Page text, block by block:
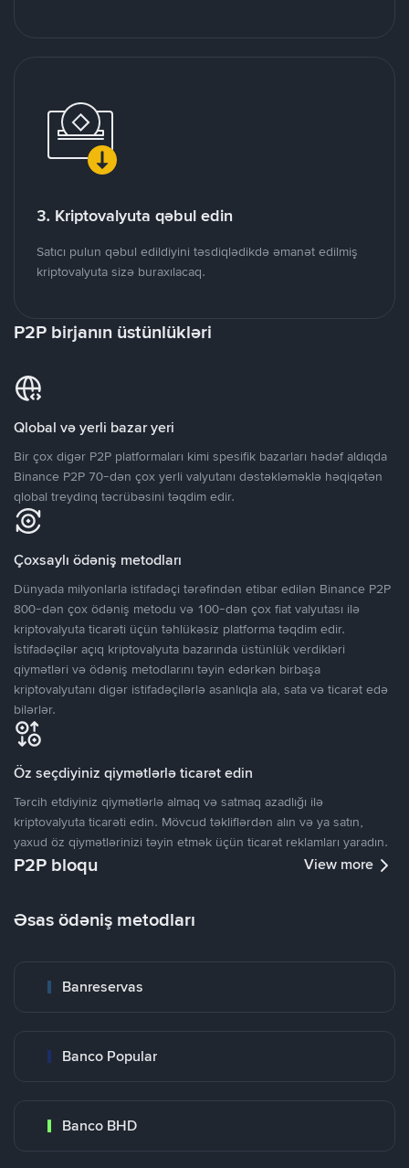
3. Kriptovalyuta qəbul edin
Satıcı pulun qəbul edildiyini təsdiqlədikdə əmanət edilmiş
kriptovalyuta sizə buraxılacaq.
P2P birjanın üstünlükləri
Qlobal və yerli bazar yeri
Bir çox digər P2P platformaları kimi spesifik bazarları hədəf aldıqda
Binance P2P 70-dən çox yerli valyutanı dəstəkləməklə həqiqətən
qlobal treydinq təcrübəsini təqdim edir.
Çoxsaylı ödəniş metodları
Dünyada milyonlarla istifadəçi tərəfindən etibar edilən Binance P2P
800-dən çox ödəniş metodu və 100-dən çox fiat valyutası ilə
kriptovalyuta ticarəti üçün təhlükəsiz platforma təqdim edir.
İstifadəçilər açıq kriptovalyuta bazarında üstünlük verdikləri
qiymətləri və ödəniş metodlarını təyin edərkən birbaşa
kriptovalyutanı digər istifadəçilərlə asanlıqla ala, sata və ticarət edə
bilərlər.
Öz seçdiyiniz qiymətlərlə ticarət edin
Tərcih etdiyiniz qiymətlərlə almaq və satmaq azadlığı ilə
kriptovalyuta ticarəti edin. Mövcud təkliflərdən alın və ya satın,
yaxud öz qiymətlərinizi təyin etmək üçün ticarət reklamları yaradın.
P2P bloqu View more
Əsas ödəniş metodları
Banreservas
Banco Popular
Banco BHD